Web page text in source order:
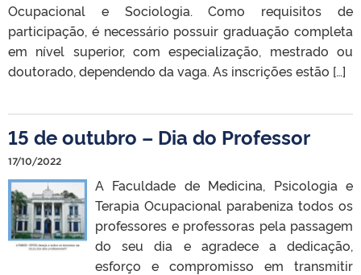
Ocupacional e Sociologia. Como requisitos de
participação, é necessário possuir graduação completa
em nível superior, com especialização, mestrado ou
doutorado, dependendo da vaga. As inscrições estão […]
15 de outubro – Dia do Professor
17/10/2022
A Faculdade de Medicina, Psicologia e
Terapia Ocupacional parabeniza todos os
professores e professoras pela passagem
do seu dia e agradece a dedicação,
esforço e compromisso em transmitir